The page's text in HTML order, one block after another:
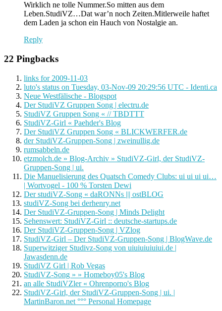
Wirklich ne tolle Nummer.So mitten aus dem
Leben.StudiVZ…Dat war’n noch Zeiten.Mitlerweile haftet
dem Laden ja schon ein Hauch von Nostalgie an.
Reply
22 Pingbacks
links for 2009-11-03
luto's status on Tuesday, 03-Nov-09 20:29:56 UTC - Identi.ca
Neue Westfälische - Blogspot
Der StudiVZ Gruppen Song | electru.de
StudiVZ Gruppen Song « // TBDTTT
StudiVZ-Girl « Paehder's Blog
Der StudiVZ Gruppen Song « BLICKWERFER.de
der StudiVZ-Gruppen-Song | zweinullig.de
rumsabbeln.de
etzmolch.de » Blog-Archiv » StudiVZ-Girl, der StudiVZ-
Gruppen-Song | ui.
Die Manuelisierung des Quatsch Comedy Clubs: ui ui ui ui…
| Wortvogel - 100 % Torsten Dewi
Der studiVZ-Song « daRONNs ||| ostBLOG
studiVZ-Song bei derhenry.net
Der StudiVZ-Gruppen-Song | Minds Delight
Sehenswert: StudiVZ-Girl :: deutsche-startups.de
Der StudiVZ-Gruppen-Song | VZlog
StudiVZ-Girl – Der StudiVZ-Gruppen-Song | BlogWave.de
Superwitziger Studivz-Song von uiuiuiuiuiui.de |
Jawasdenn.de
StudiVZ Girl | Rob Vegas
StudiVZ-Song » » Homeboy05's Blog
an alle StudiVZler « Ohrenporno's Blog
StudiVZ-Girl, der StudiVZ-Gruppen-Song | ui. |
MartinBaron.net °°° Personal Homepage